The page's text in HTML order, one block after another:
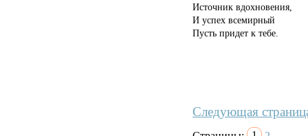
Источник вдохновения,
И успех всемирный
Пусть придет к тебе.
Следующая